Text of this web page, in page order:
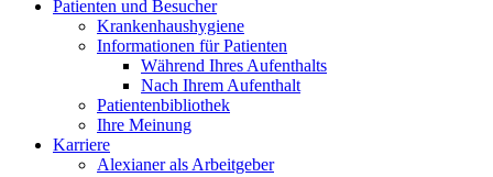
Patienten und Besucher
Krankenhaushygiene
Informationen für Patienten
Während Ihres Aufenthalts
Nach Ihrem Aufenthalt
Patientenbibliothek
Ihre Meinung
Karriere
Alexianer als Arbeitgeber